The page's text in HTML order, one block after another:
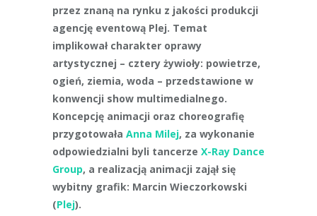
przez znaną na rynku z jakości produkcji
agencję eventową Plej. Temat
implikował charakter oprawy
artystycznej – cztery żywioły: powietrze,
ogień, ziemia, woda – przedstawione w
konwencji show multimedialnego.
Koncepcję animacji oraz choreografię
przygotowała Anna Milej, za wykonanie
odpowiedzialni byli tancerze X-Ray Dance
Group, a realizacją animacji zajął się
wybitny grafik: Marcin Wieczorkowski
(Plej).